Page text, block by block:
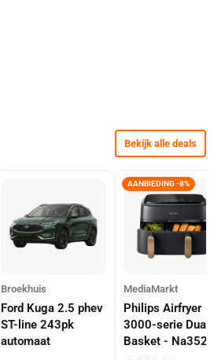
Bekijk alle deals
Broekhuis
Ford Kuga 2.5 phev
ST-line 243pk
automaat
AANBIEDING -8%
MediaMarkt
Philips Airfryer
3000-serie Dual
Basket -